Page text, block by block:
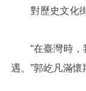
對歷史文化
“在臺灣時
遇。”郭屹凡滿懷